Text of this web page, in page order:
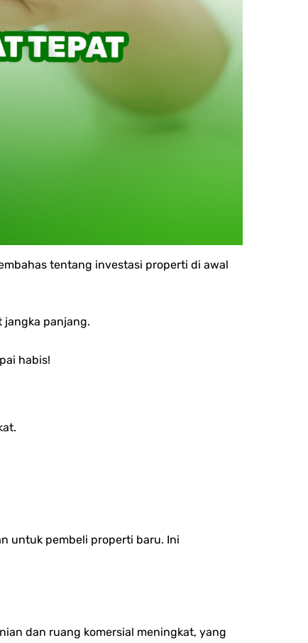
tentang investasi properti di awal
jangka panjang.
habis!
untuk pembeli properti baru. Ini
dan ruang komersial meningkat, yang